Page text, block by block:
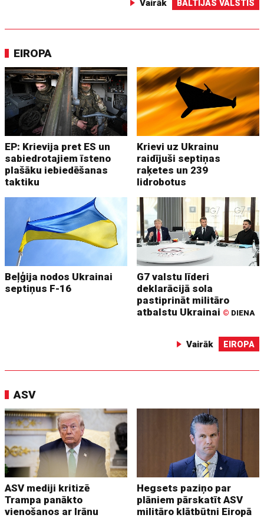
Vairāk BALTIJAS VALSTIS
EIROPA
EP: Krievija pret ES un
sabiedrotajiem īsteno
plašāku iebiedēšanas
taktiku
Krievi uz Ukrainu
raidījuši septiņas
raķetes un 239
lidrobotus
Beļģija nodos Ukrainai
septiņus F-16
G7 valstu līderi
deklarācijā sola
pastiprināt militāro
atbalstu Ukrainai © DIENA
Vairāk EIROPA
ASV
ASV mediji kritizē
Trampa panākto
vienošanos ar Irānu
Hegsets paziņo par
plāniem pārskatīt ASV
militāro klātbūtni Eiropā